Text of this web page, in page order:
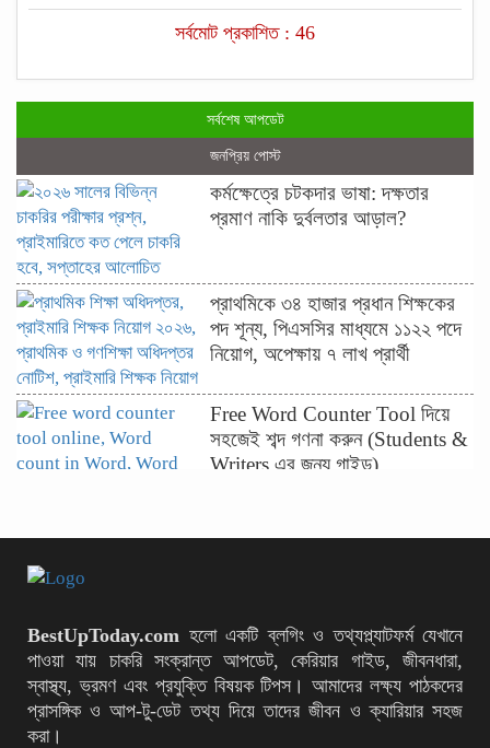
সর্বমোট প্রকাশিত : 46
সর্বশেষ আপডেট
জনপ্রিয় পোস্ট
কর্মক্ষেত্রে চটকদার ভাষা: দক্ষতার
প্রমাণ নাকি দুর্বলতার আড়াল?
প্রাথমিকে ৩৪ হাজার প্রধান শিক্ষকের
পদ শূন্য, পিএসসির মাধ্যমে ১১২২ পদে
নিয়োগ, অপেক্ষায় ৭ লাখ প্রার্থী
Free Word Counter Tool দিয়ে
সহজেই শব্দ গণনা করুন (Students &
Writers এর জন্য গাইড)
ActionAid Bangladesh-এ ১০টি
পদে নতুন নিয়োগ বিজ্ঞপ্তি
BestUpToday.com হলো একটি ব্লগিং ও তথ্যপ্ল্যাটফর্ম যেখানে
পাওয়া যায় চাকরি সংক্রান্ত আপডেট, কেরিয়ার গাইড, জীবনধারা,
স্বাস্থ্য, ভ্রমণ এবং প্রযুক্তি বিষয়ক টিপস। আমাদের লক্ষ্য পাঠকদের
প্রাসঙ্গিক ও আপ‑টু‑ডেট তথ্য দিয়ে তাদের জীবন ও ক্যারিয়ার সহজ
করা।